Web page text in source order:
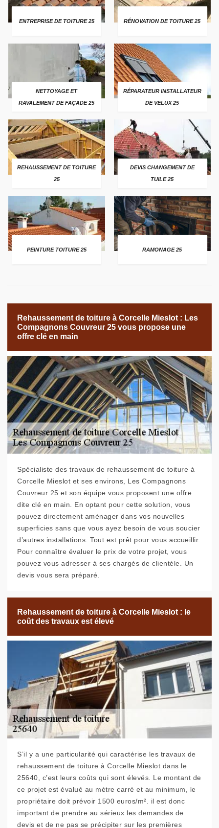
ENTREPRISE DE TOITURE 25 RÉNOVATION DE TOITURE 25
NETTOYAGE ET
RAVALEMENT DE FAÇADE 25
RÉPARATEUR INSTALLATEUR
DE VELUX 25
REHAUSSEMENT DE TOITURE
25
DEVIS CHANGEMENT DE
TUILE 25
PEINTURE TOITURE 25 RAMONAGE 25
Rehaussement de toiture à Corcelle Mieslot : Les
Compagnons Couvreur 25 vous propose une
offre clé en main
Spécialiste des travaux de rehaussement de toiture à
Corcelle Mieslot et ses environs, Les Compagnons
Couvreur 25 et son équipe vous proposent une offre
dite clé en main. En optant pour cette solution, vous
pouvez directement aménager dans vos nouvelles
superficies sans que vous ayez besoin de vous soucier
d’autres installations. Tout est prêt pour vous accueillir.
Pour connaître évaluer le prix de votre projet, vous
pouvez vous adresser à ses chargés de clientèle. Un
devis vous sera préparé.
Rehaussement de toiture à Corcelle Mieslot : le
coût des travaux est élevé
S’il y a une particularité qui caractérise les travaux de
rehaussement de toiture à Corcelle Mieslot dans le
25640, c’est leurs coûts qui sont élevés. Le montant de
ce projet est évalué au mètre carré et au minimum, le
propriétaire doit prévoir 1500 euros/m². il est donc
important de prendre au sérieux les demandes de
devis et de ne pas se précipiter sur les premières